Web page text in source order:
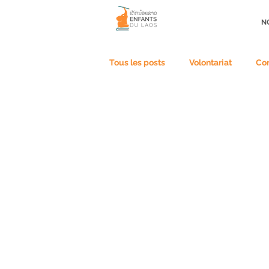
Tous les posts Volontariat